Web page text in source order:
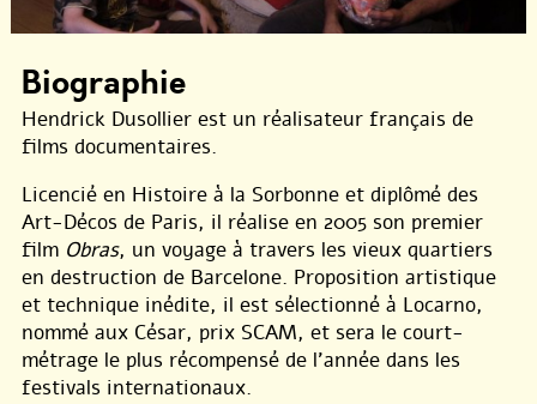
Biographie
Hendrick Dusollier est un réalisateur français de
films documentaires.
Licencié en Histoire à la Sorbonne et diplômé des
Art-Décos de Paris, il réalise en 2005 son premier
film Obras, un voyage à travers les vieux quartiers
en destruction de Barcelone. Proposition artistique
et technique inédite, il est sélectionné à Locarno,
nommé aux César, prix SCAM, et sera le court-
métrage le plus récompensé de l’année dans les
festivals internationaux.